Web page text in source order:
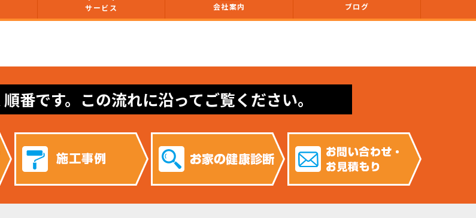
サービス 会社案内 ブログ
番です。この流れに沿ってご覧ください。